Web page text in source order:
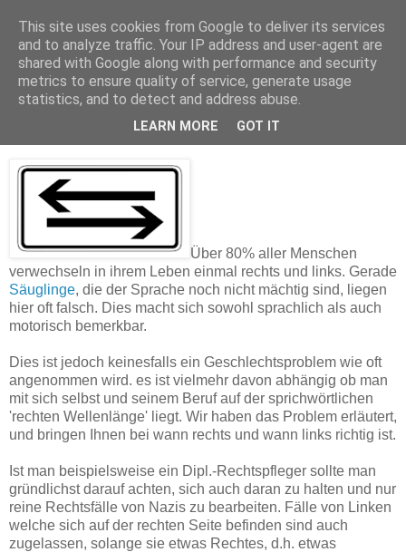
Hilfe bei Rechts-Links-Schwäche
Über 80% aller Menschen
verwechseln in ihrem Leben einmal rechts und links. Gerade
Säuglinge, die der Sprache noch nicht mächtig sind, liegen
hier oft falsch. Dies macht sich sowohl sprachlich als auch
motorisch bemerkbar.
Dies ist jedoch keinesfalls ein Geschlechtsproblem wie oft
angenommen wird. es ist vielmehr davon abhängig ob man
mit sich selbst und seinem Beruf auf der sprichwörtlichen
'rechten Wellenlänge' liegt. Wir haben das Problem erläutert,
und bringen Ihnen bei wann rechts und wann links richtig ist.
Ist man beispielsweise ein Dipl.-Rechtspfleger sollte man
gründlichst darauf achten, sich auch daran zu halten und nur
reine Rechtsfälle von Nazis zu bearbeiten. Fälle von Linken
welche sich auf der rechten Seite befinden sind auch
zugelassen, solange sie etwas Rechtes, d.h. etwas
This site uses cookies from Google to deliver its services
and to analyze traffic. Your IP address and user-agent are
shared with Google along with performance and security
metrics to ensure quality of service, generate usage
statistics, and to detect and address abuse.
LEARN MORE GOT IT